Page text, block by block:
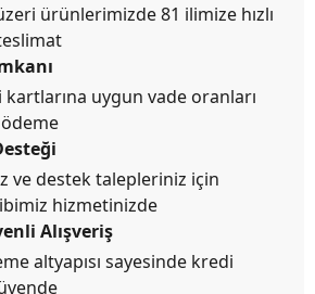
ürünlerimizde 81 ilimize hızlı
uygun vade oranları
ve destek talepleriniz için
hizmetinizde
Alışveriş
altyapısı sayesinde kredi